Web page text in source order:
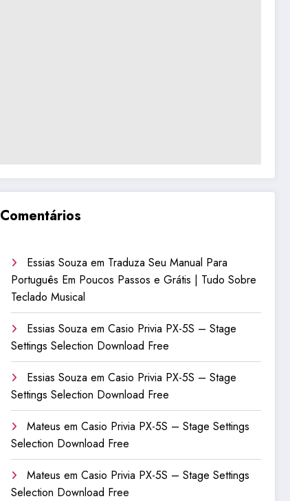
Comentários
Essias Souza em Traduza Seu Manual Para
Português Em Poucos Passos e Grátis | Tudo Sobre
Teclado Musical
Essias Souza emCasio Privia PX-5S – Stage
Settings Selection Download Free
Essias Souza emCasio Privia PX-5S – Stage
Settings Selection Download Free
Mateus emCasio Privia PX-5S – Stage Settings
Selection Download Free
Mateus emCasio Privia PX-5S – Stage Settings
Selection Download Free